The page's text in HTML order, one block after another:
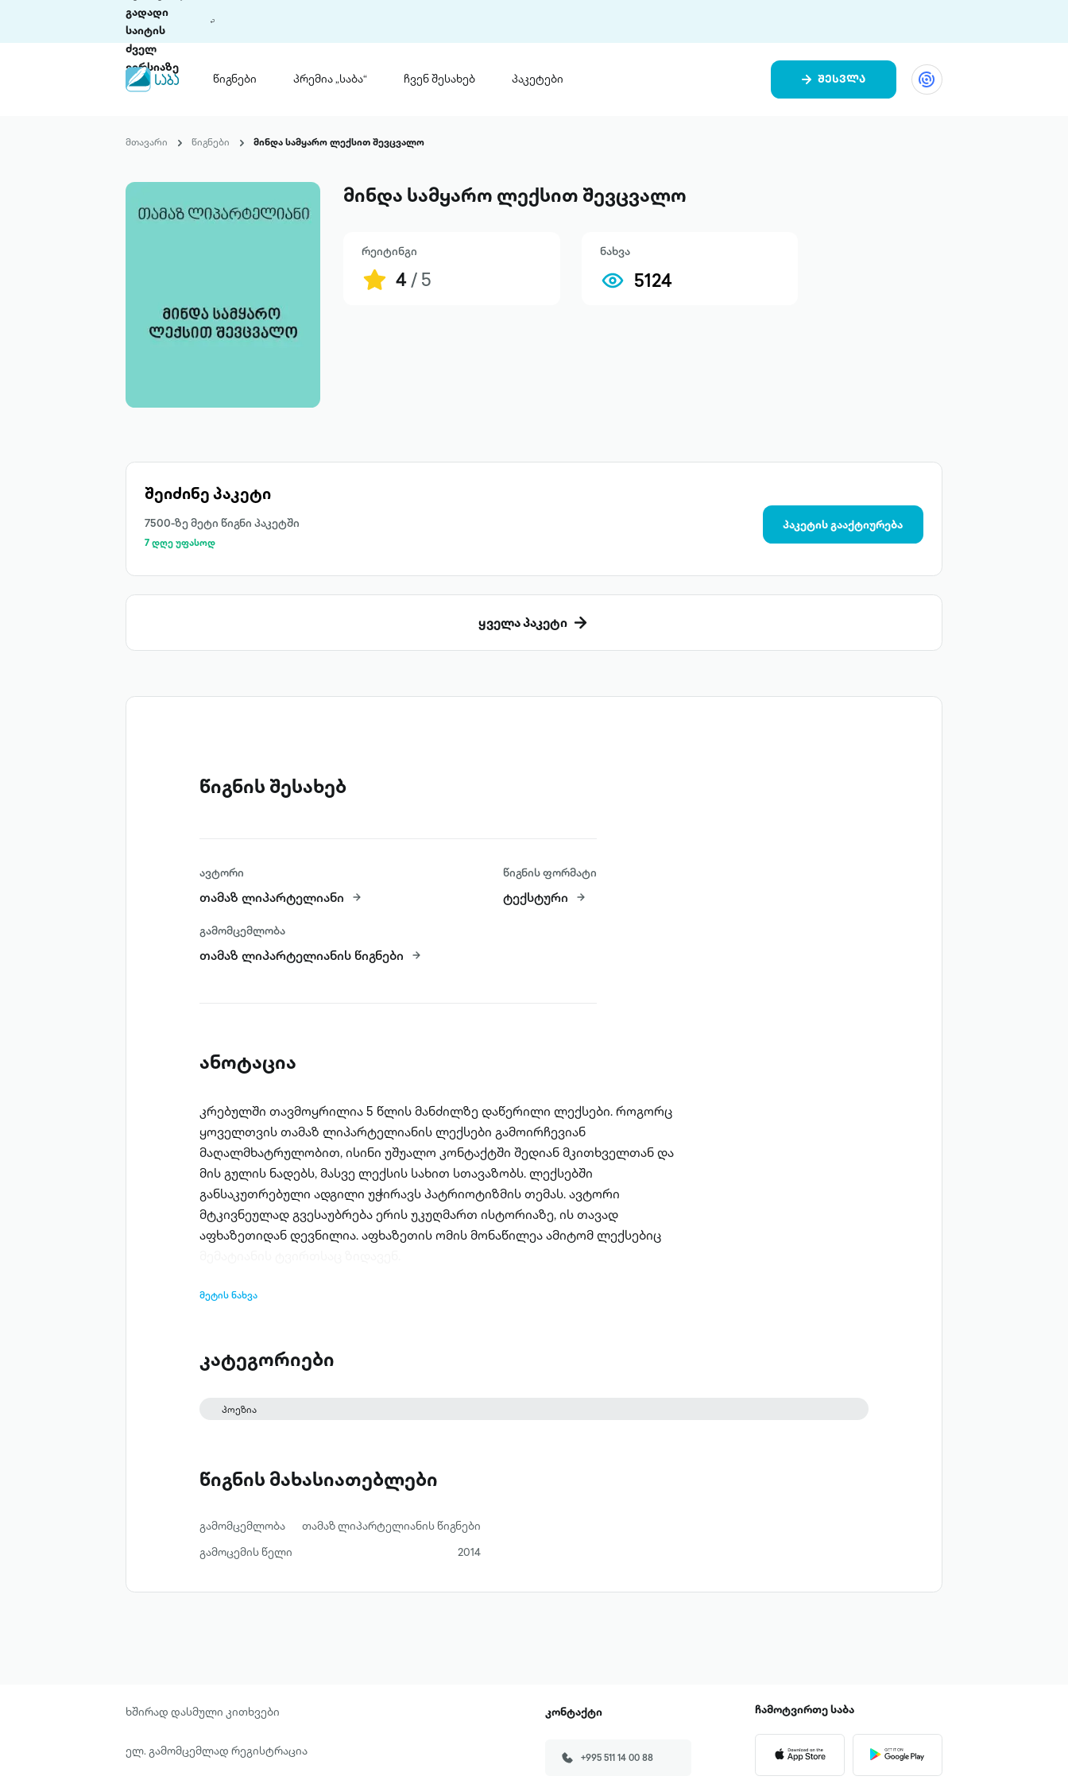
გადადი
საიტის
ძველ
ვერსიაზე
წიგნები პრემია „საბა“
ლიტერატურული პრემია „საბა“
წესდება
საკონკურსო განაცხადი
ჩვენ შესახებ პაკეტები შესვლა
ჩვენ შესახებ
მთავარი წიგნები მინდა სამყარო ლექსით შევცვალო
მინდა სამყარო ლექსით შევცვალო
რეიტინგი
4/ 5
ნახვა
5124
შეიძინე პაკეტი
7500-ზე მეტი წიგნი პაკეტში
7 დღე უფასოდ
პაკეტის გააქტიურება
ყველა პაკეტი
წიგნის შესახებ
ავტორი
თამაზ ლიპარტელიანი
გამომცემლობა
თამაზ ლიპარტელიანის წიგნები
წიგნის ფორმატი
ტექსტური
ანოტაცია
კრებულში თავმოყრილია 5 წლის მანძილზე დაწერილი ლექსები. როგორც
ყოველთვის თამაზ ლიპარტელიანის ლექსები გამოირჩევიან
მაღალმხატრულობით, ისინი უშუალო კონტაქტში შედიან მკითხველთან და
მის გულის ნადებს, მასვე ლექსის სახით სთავაზობს. ლექსებში
განსაკუთრებული ადგილი უჭირავს პატრიოტიზმის თემას. ავტორი
მტკივნეულად გვესაუბრება ერის უკუღმართ ისტორიაზე, ის თავად
აფხაზეთიდან დევნილია. აფხაზეთის ომის მონაწილეა ამიტომ ლექსებიც
მეტის ნახვა
კატეგორიები
პოეზია
წიგნის მახასიათებლები
გამომცემლობა
თამაზ ლიპარტელიანის წიგნები
გამოცემის წელი
2014
ხშირად დასმული კითხვები
ელ. გამომცემლად რეგისტრაცია
კონტაქტი
+995 511 14 00 88
ჩამოტვირთესაბა